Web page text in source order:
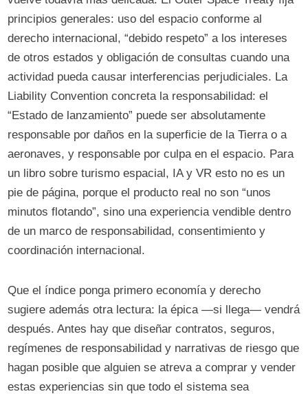
principios generales: uso del espacio conforme al
derecho internacional, “debido respeto” a los intereses
de otros estados y obligación de consultas cuando una
actividad pueda causar interferencias perjudiciales. La
Liability Convention concreta la responsabilidad: el
“Estado de lanzamiento” puede ser absolutamente
responsable por daños en la superficie de la Tierra o a
aeronaves, y responsable por culpa en el espacio. Para
un libro sobre turismo espacial, IA y VR esto no es un
pie de página, porque el producto real no son “unos
minutos flotando”, sino una experiencia vendible dentro
de un marco de responsabilidad, consentimiento y
coordinación internacional.
Que el índice ponga primero economía y derecho
sugiere además otra lectura: la épica —si llega— vendrá
después. Antes hay que diseñar contratos, seguros,
regímenes de responsabilidad y narrativas de riesgo que
hagan posible que alguien se atreva a comprar y vender
estas experiencias sin que todo el sistema sea